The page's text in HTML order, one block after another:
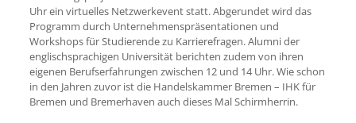
Uhr ein virtuelles Netzwerkevent statt. Abgerundet wird das
Programm durch Unternehmenspräsentationen und
Workshops für Studierende zu Karrierefragen. Alumni der
englischsprachigen Universität berichten zudem von ihren
eigenen Berufserfahrungen zwischen 12 und 14 Uhr. Wie schon
in den Jahren zuvor ist die Handelskammer Bremen – IHK für
Bremen und Bremerhaven auch dieses Mal Schirmherrin.